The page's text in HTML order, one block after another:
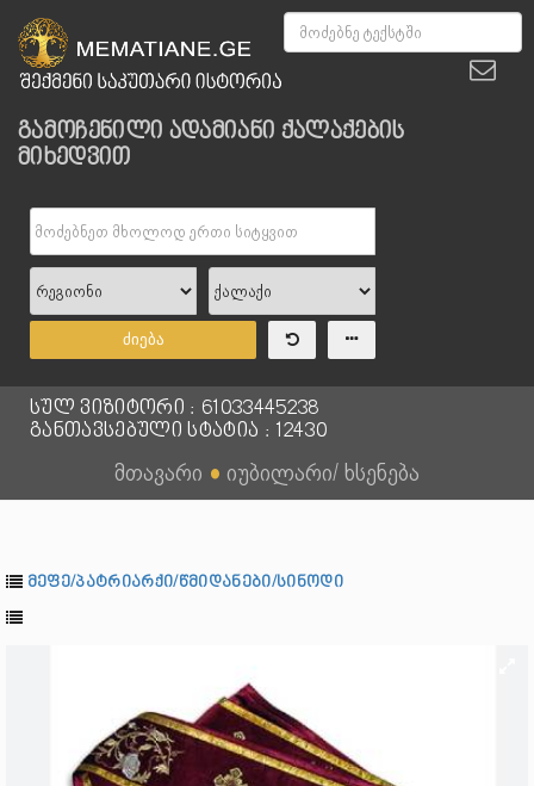
გამოჩენილი ადამიანი ქალაქების
მიხედვით
ძიება
სულ ვიზიტორი : 61033445238
განთავსებული სტატია : 12430
მთავარი ● იუბილარი/ ხსენება
მეფე/პატრიარქი/წმიდანები/სინოდი